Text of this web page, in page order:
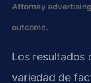
Attorney
outcome.
Los resultados
variedad de